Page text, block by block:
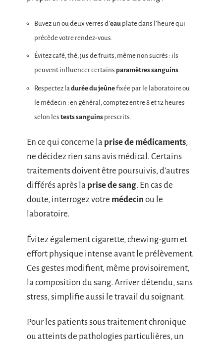
Buvez un ou deux verres d’eau plate dans l’heure qui
précède votre rendez-vous.
Évitez café, thé, jus de fruits, même non sucrés : ils
peuvent influencer certains paramètres sanguins.
Respectez la durée du jeûnefixée par le laboratoire ou
le médecin : en général, comptez entre 8 et 12 heures
selon les tests sanguins prescrits.
En ce qui concerne la prise de médicaments,
ne décidez rien sans avis médical. Certains
traitements doivent être poursuivis, d’autres
différés après la prise de sang. En cas de
doute, interrogez votre médecin ou le
laboratoire.
Évitez également cigarette, chewing-gum et
effort physique intense avant le prélèvement.
Ces gestes modifient, même provisoirement,
la composition du sang. Arriver détendu, sans
stress, simplifie aussi le travail du soignant.
Pour les patients sous traitement chronique
ou atteints de pathologies particulières, un